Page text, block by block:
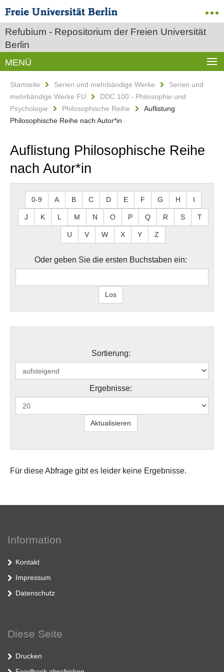
Refubium - Repositorium der Freien Universität
Berlin
MENÜ
Startseite Serien und mehrbändige Werke
Serien und
mehrbändige Werke FU
DDC 100 - Philosophie und
Psychologie
Philosophische Reihe
Auflistung
Philosophische Reihe nach Autor*in
Auflistung Philosophische Reihe
nach Autor*in
0-9 A B C D E F G H I
J K L M N O P Q R S T
U V W X Y Z
Oder geben Sie die ersten Buchstaben ein:
Sortierung:
Ergebnisse:
Für diese Abfrage gibt es leider keine Ergebnisse.
Information
Kontakt
Impressum
Datenschutz
Diese Seite
Drucken